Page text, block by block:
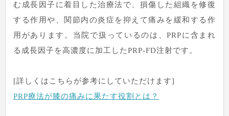
む成長因子に着目した治療法で、損傷した組織を修復
する作用や、関節内の炎症を抑えて痛みを緩和する作
用があります。当院で扱っているのは、PRPに含まれ
る成長因子を高濃度に加工したPRP-FD注射です。
[詳しくはこちらが参考にしていただけます]
PRP療法が膝の痛みに果たす役割とは？